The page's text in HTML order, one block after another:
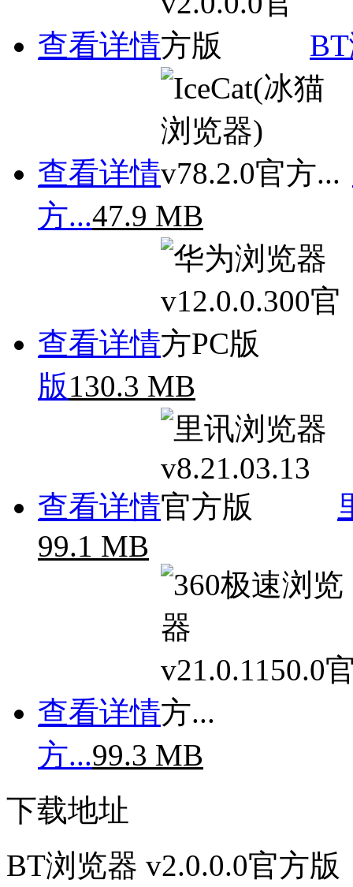
查看详情
查看详情
方...47.9 MB
查看详情
版130.3 MB
查看详情
99.1 MB
查看详情
方...99.3 MB
下载地址
BT浏览器 v2.0.0.0官方版